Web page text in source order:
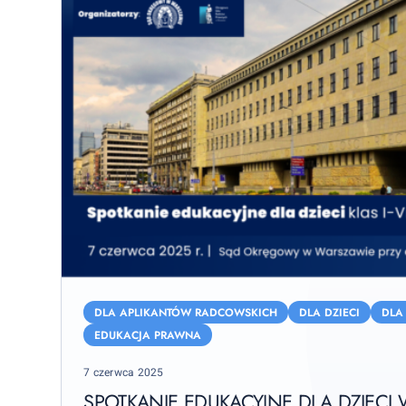
edukacyjne
Sądzie
DLA APLIKANTÓW RADCOWSKICH DLA DZIECI
EDUKACJA PRAWNA
Posted
7 czerwca 2025